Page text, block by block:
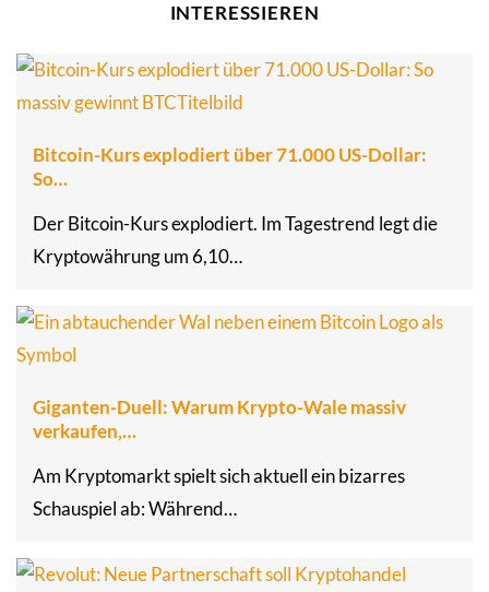
INTERESSIEREN
Bitcoin-Kurs explodiert über 71.000 US-Dollar:
So…
Der Bitcoin-Kurs explodiert. Im Tagestrend legt die
Kryptowährung um 6,10…
Giganten-Duell: Warum Krypto-Wale massiv
verkaufen,…
Am Kryptomarkt spielt sich aktuell ein bizarres
Schauspiel ab: Während…